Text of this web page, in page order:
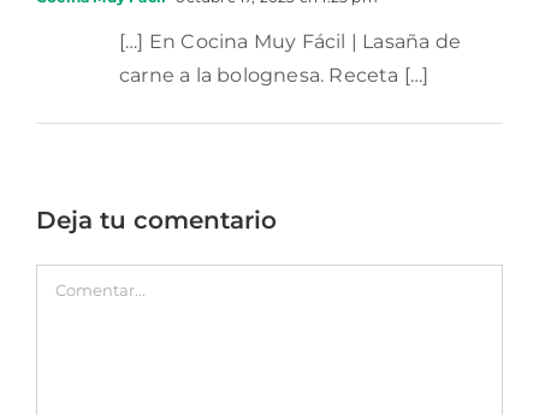
[…] En Cocina Muy Fácil | Lasaña de
carne a la bolognesa. Receta […]
Deja tu comentario
Comentar